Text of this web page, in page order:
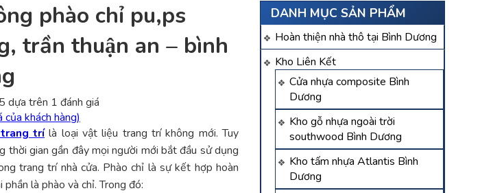
DANH MỤC SẢN PHẨM
Hoàn thiện nhà thô tại Bình Dương
Kho Liên Kết
Cửa nhựa composite Bình
Dương
Kho gỗ nhựa ngoài trời
southwood Bình Dương
Kho tấm nhựa Atlantis Bình
Dương
phào chỉ pu,ps
trần thuận an – bình
dựa trên 1 đánh giá
của khách hàng)
trílà loại vật liệu trang trí không mới. Tuy
thời gian gần đây mọi người mới bắt đầu sử dụng
trang trí nhà cửa. Phào chỉ là sự kết hợp hoàn
phần là phào và chỉ. Trong đó: